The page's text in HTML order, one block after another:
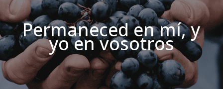
Permaneced en mí, y
yo en vosotros